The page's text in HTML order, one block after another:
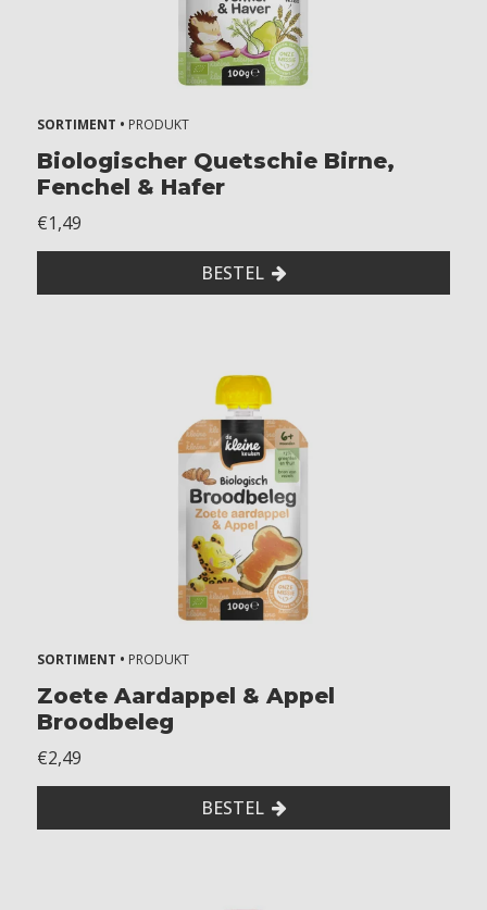
SORTIMENT • PRODUKT
Biologischer Quetschie Birne,
Fenchel & Hafer
€1,49
BESTEL
SORTIMENT • PRODUKT
Zoete Aardappel & Appel
Broodbeleg
€2,49
BESTEL